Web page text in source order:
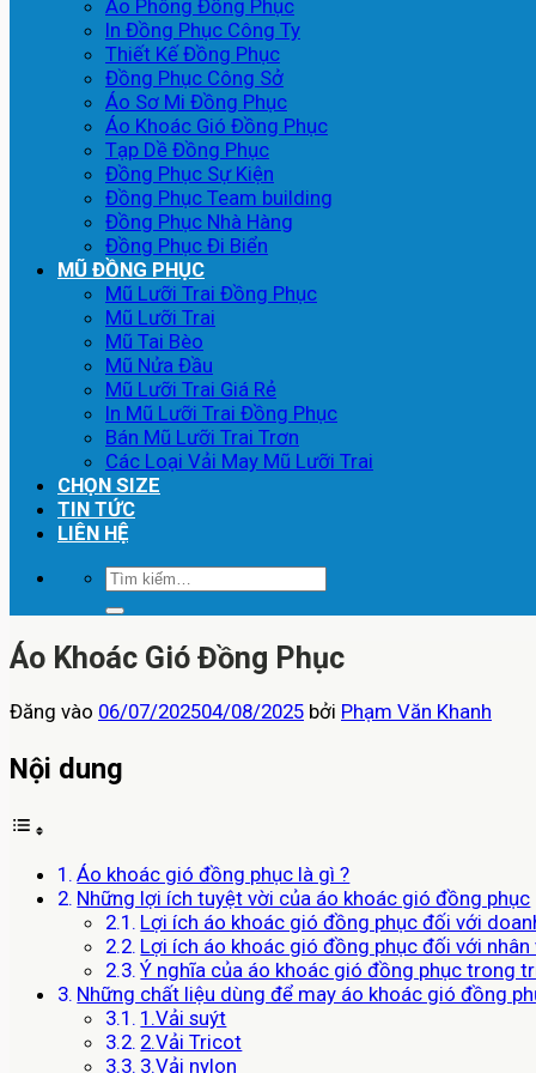
Áo Phông Đồng Phục
In Đồng Phục Công Ty
Thiết Kế Đồng Phục
Đồng Phục Công Sở
Áo Sơ Mi Đồng Phục
Áo Khoác Gió Đồng Phục
Tạp Dề Đồng Phục
Đồng Phục Sự Kiện
Đồng Phục Team building
Đồng Phục Nhà Hàng
Đồng Phục Đi Biển
MŨ ĐỒNG PHỤC
Mũ Lưỡi Trai Đồng Phục
Mũ Lưỡi Trai
Mũ Tai Bèo
Mũ Nửa Đầu
Mũ Lưỡi Trai Giá Rẻ
In Mũ Lưỡi Trai Đồng Phục
Bán Mũ Lưỡi Trai Trơn
Các Loại Vải May Mũ Lưỡi Trai
CHỌN SIZE
TIN TỨC
LIÊN HỆ
Tìm
kiếm:
Áo Khoác Gió Đồng Phục
Đăng vào 06/07/202504/08/2025 bởi Phạm Văn Khanh
Nội dung
Áo khoác gió đồng phục là gì ?
Những lợi ích tuyệt vời của áo khoác gió đồng phục
Lợi ích áo khoác gió đồng phục đối với
Lợi ích áo khoác gió đồng phục đối với nhân
Ý nghĩa của áo khoác gió đồng phục trong
Những chất liệu dùng để may áo khoác gió đồng
1.Vải suýt
2.Vải Tricot
3.Vải nylon